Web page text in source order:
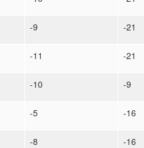
-9 -21
-11 -21
-10 -9
-5 -16
-8 -16